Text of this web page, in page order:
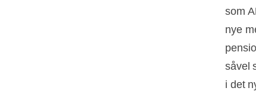
som
nye
såvel
i det